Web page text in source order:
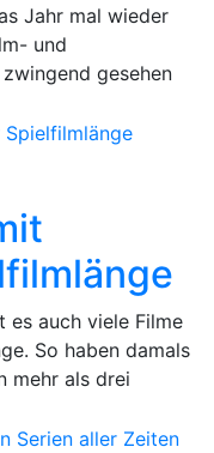
Jahr mal wieder
und
gesehen
es auch viele Filme
So haben damals
mehr als drei